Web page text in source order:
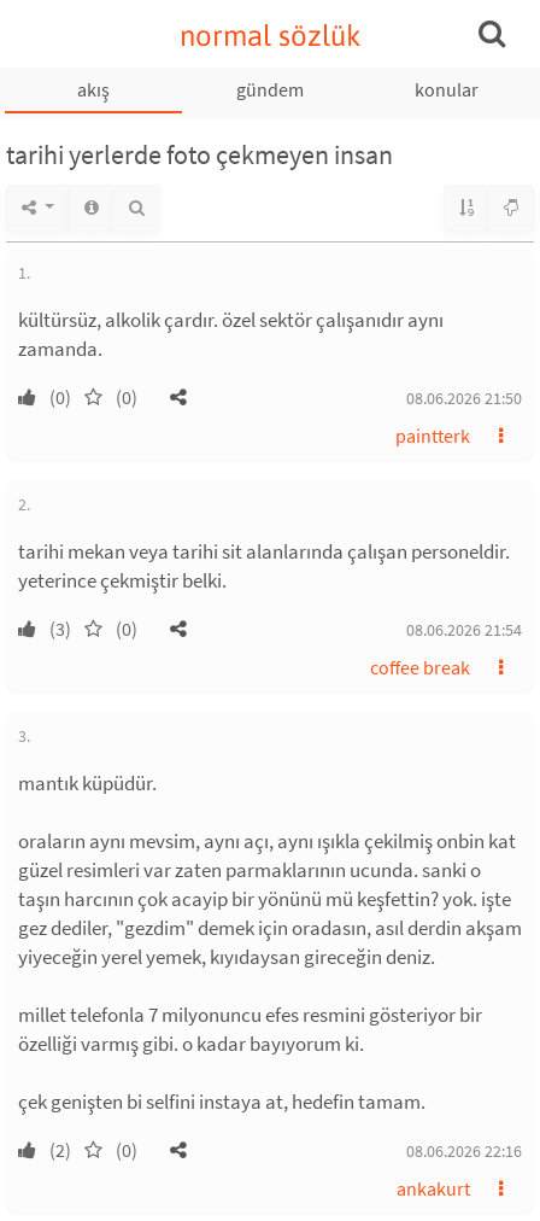
normal sözlük
akış gündem konular
tarihi yerlerde foto çekmeyen insan
1.
kültürsüz, alkolik çardır. özel sektör çalışanıdır aynı
zamanda.
(0) (0) 08.06.2026 21:50
paintterk
2.
tarihi mekan veya tarihi sit alanlarında çalışan personeldir.
yeterince çekmiştir belki.
(3) (0) 08.06.2026 21:54
coffee break
3.
mantık küpüdür.
oraların aynı mevsim, aynı açı, aynı ışıkla çekilmiş onbin kat
güzel resimleri var zaten parmaklarının ucunda. sanki o
taşın harcının çok acayip bir yönünü mü keşfettin? yok. işte
gez dediler, "gezdim" demek için oradasın, asıl derdin akşam
yiyeceğin yerel yemek, kıyıdaysan gireceğin deniz.
millet telefonla 7 milyonuncu efes resmini gösteriyor bir
özelliği varmış gibi. o kadar bayıyorum ki.
çek genişten bi selfini instaya at, hedefin tamam.
(2) (0) 08.06.2026 22:16
ankakurt